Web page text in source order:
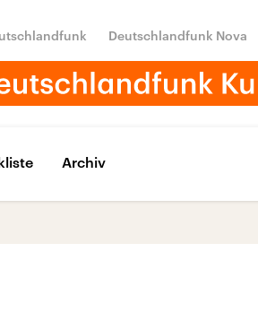
Deutschlandfunk Nova
Archiv